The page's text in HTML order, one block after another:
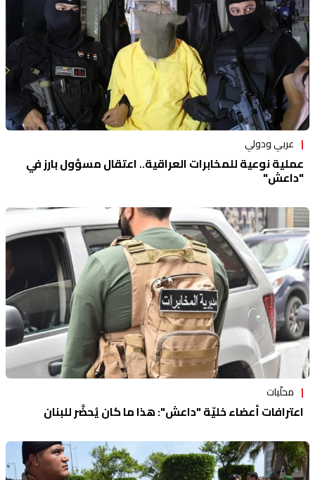
عربي ودولي
عملية نوعية للمخابرات العراقية.. اعتقال مسؤول بارز في
"داعش"
محلّيات
اعترافات أعضاء خليّة "داعش": هذا ما كان يُحضَّر للبنان